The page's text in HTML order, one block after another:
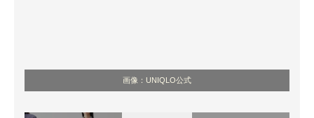
画像：UNIQLO公式